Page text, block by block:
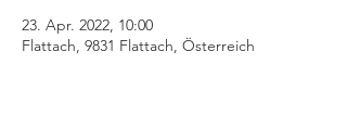
23. Apr. 2022, 10:00
Flattach, 9831 Flattach, Österreich